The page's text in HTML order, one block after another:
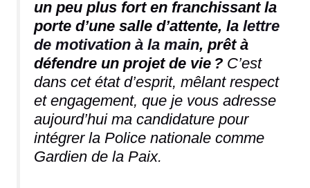
un peu plus fort en franchissant la
porte d’une salle d’attente, la lettre
de motivation à la main, prêt à
défendre un projet de vie ? C’est
dans cet état d’esprit, mêlant respect
et engagement, que je vous adresse
aujourd’hui ma candidature pour
intégrer la Police nationale comme
Gardien de la Paix.